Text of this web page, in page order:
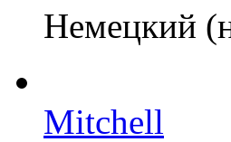
Немецкий
Mitchell